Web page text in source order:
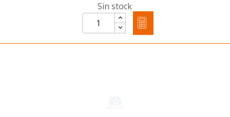
Sin stock